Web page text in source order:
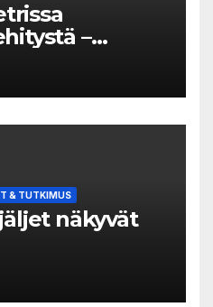
–
edelleen
& TUTKIMUS
näkyvät